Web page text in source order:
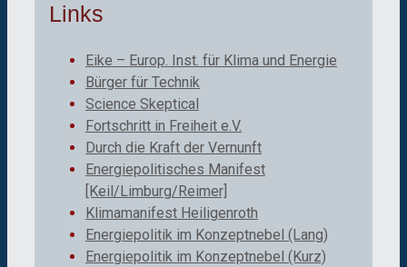
Links
Eike – Europ. Inst. für Klima und Energie
Bürger für Technik
Science Skeptical
Fortschritt in Freiheit e.V.
Durch die Kraft der Vernunft
Energiepolitisches Manifest
[Keil/Limburg/Reimer]
Klimamanifest Heiligenroth
Energiepolitik im Konzeptnebel (Lang)
Energiepolitik im Konzeptnebel (Kurz)